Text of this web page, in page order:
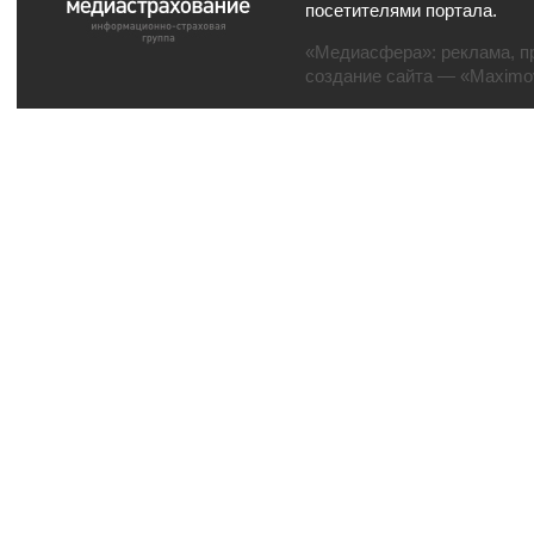
посетителями портала.
«Медиасфера»: реклама,
создание сайта —